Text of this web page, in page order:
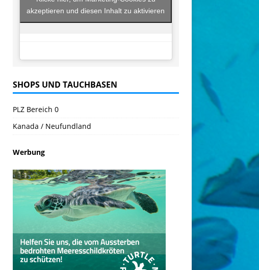
akzeptieren und diesen Inhalt zu aktivieren
SHOPS UND TAUCHBASEN
PLZ Bereich 0
Kanada / Neufundland
Werbung